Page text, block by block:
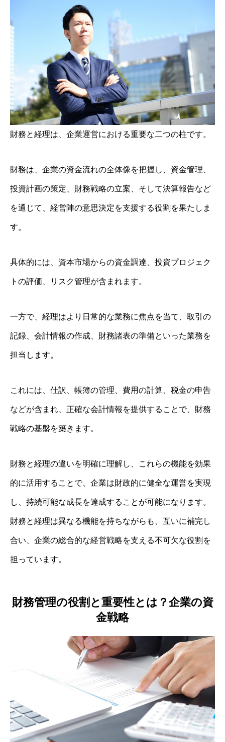
財務と経理は、企業運営における重要な二つの柱です。
財務は、企業の資金流れの全体像を把握し、資金管理、
投資計画の策定、財務戦略の立案、そして決算報告など
を通じて、経営陣の意思決定を支援する役割を果たしま
す。
具体的には、資本市場からの資金調達、投資プロジェク
トの評価、リスク管理が含まれます。
一方で、経理はより日常的な業務に焦点を当て、取引の
記録、会計情報の作成、財務諸表の準備といった業務を
担当します。
これには、仕訳、帳簿の管理、費用の計算、税金の申告
などが含まれ、正確な会計情報を提供することで、財務
戦略の基盤を築きます。
財務と経理の違いを明確に理解し、これらの機能を効果
的に活用することで、企業は財政的に健全な運営を実現
し、持続可能な成長を達成することが可能になります。
財務と経理は異なる機能を持ちながらも、互いに補完し
合い、企業の総合的な経営戦略を支える不可欠な役割を
担っています。
財務管理の役割と重要性とは？企業の資
金戦略